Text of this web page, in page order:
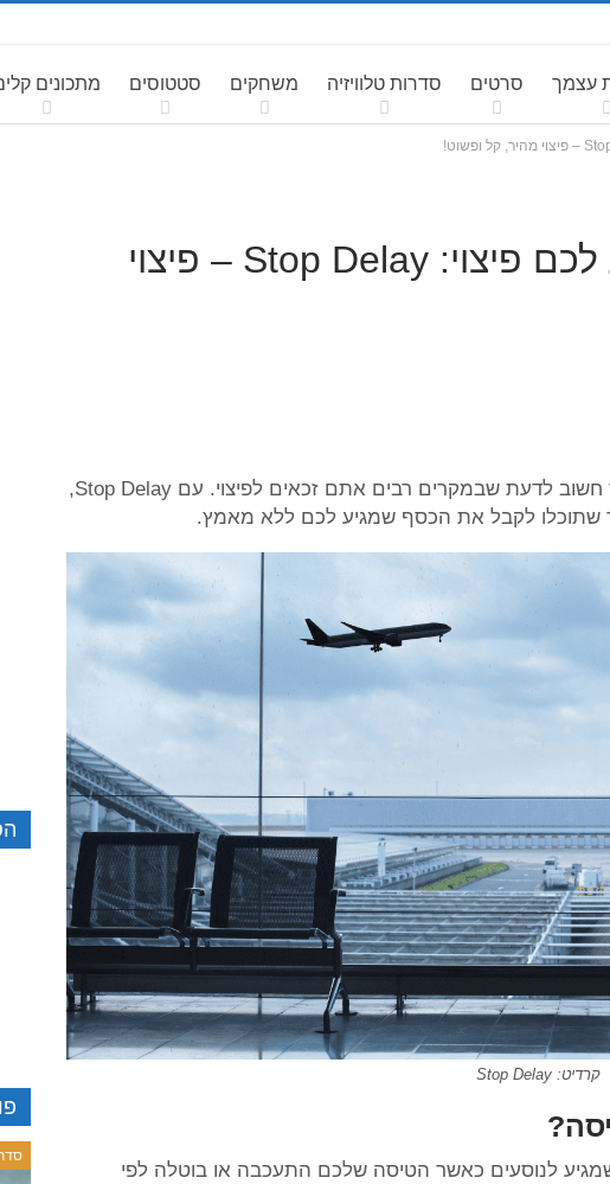
עצמך סרטים סדרות טלוויזיה משחקים סטטוסים מתכונים
עיכוב / ביטול טיסה? מגיע לכם פיצוי: Stop Delay – פיצוי
עיכוב או ביטול טיסה יכולים להיות מתסכלים, אך חשוב לדעת שבמקרים רבים אתם זכאים לפיצוי. עם Stop Delay,
שתוכלו לקבל את הכסף שמגיע לכם ללא מאמץ.
קרדיט: Stop Delay
שמגיע לנוסעים כאשר הטיסה שלכם התעכבה או בוטלה לפי